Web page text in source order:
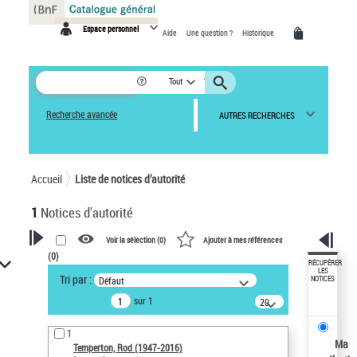
Espace personnel Aide Une question ? Historique
Tout
Recherche avancée AUTRES RECHERCHES
Accueil Liste de notices d’autorité
1 Notices d'autorité
VOTRE RECHERCHE
Recherche avancée dans les
notices d’autorité
Œuvres liées à l'auteur :
Temperton, Rod (1947-2016)
Voir la sélection (0) Ajouter à mes références
(0)
Tri par : Défaut
sur 1
20
résultats/page
1
Temperton, Rod (1947-2016)
RÉCUPÉRER
LES
NOTICES
Ma
Panneau de gestion des cookies